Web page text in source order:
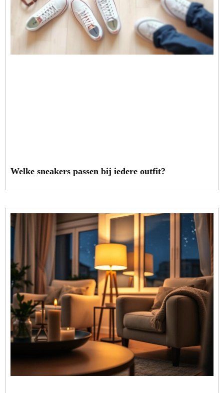
Welke sneakers passen bij iedere outfit?